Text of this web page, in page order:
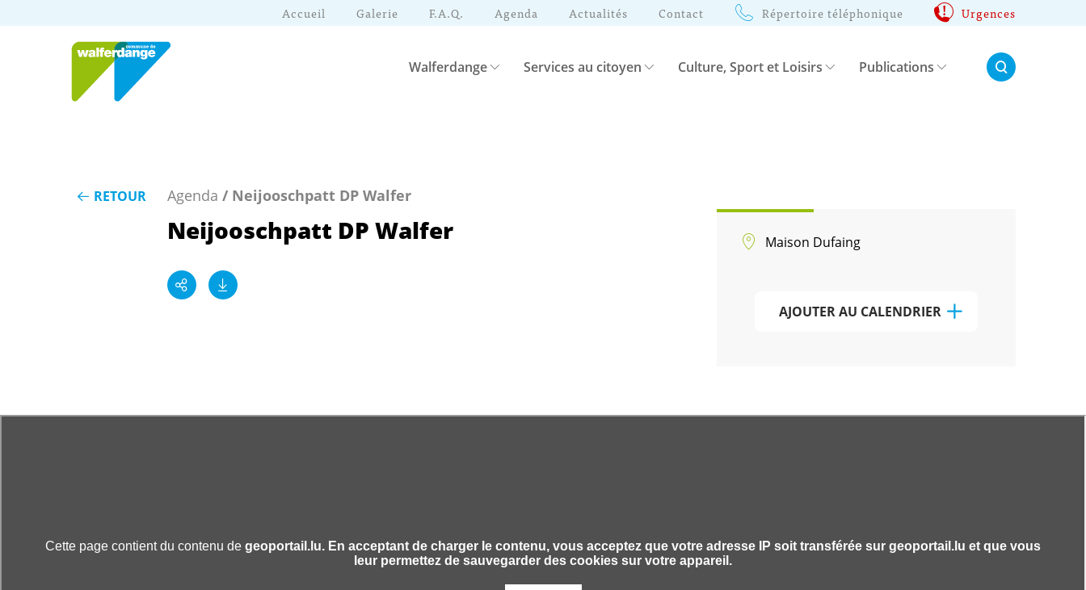
Accueil Galerie F.A.Q. Agenda Actualités Contact Répertoire téléphonique Urgences
Walferdange Services au citoyen Culture, Sport et Loisirs Publications Rechercher:
RETOUR Agenda / Neijooschpatt DP Walfer
Neijooschpatt DP Walfer Maison Dufaing
AJOUTER AU CALENDRIER